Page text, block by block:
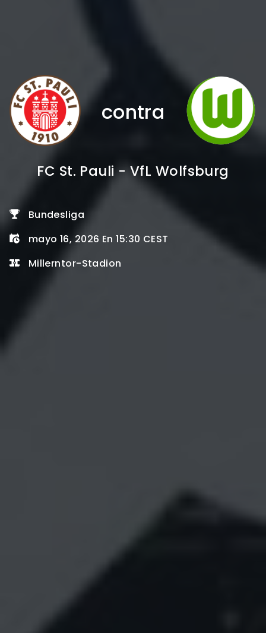
contra
FC St. Pauli - VfL Wolfsburg
Bundesliga
mayo 16, 2026 En 15:30 CEST
Millerntor-Stadion